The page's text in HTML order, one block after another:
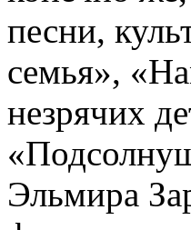
песни,
семья»,
незрячих
Эльмира